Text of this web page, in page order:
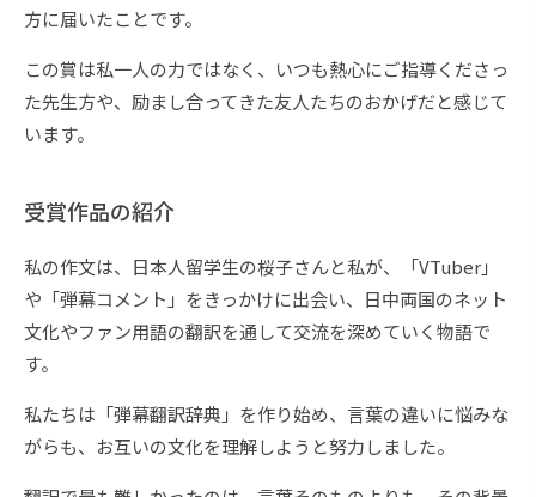
方に届いたことです。
この賞は私一人の力ではなく、いつも熱心にご指導くださっ
た先生方や、励まし合ってきた友人たちのおかげだと感じて
います。
受賞作品の紹介
私の作文は、日本人留学生の桜子さんと私が、「VTuber」
や「弾幕コメント」をきっかけに出会い、日中両国のネット
文化やファン用語の翻訳を通して交流を深めていく物語で
す。
私たちは「弾幕翻訳辞典」を作り始め、言葉の違いに悩みな
がらも、お互いの文化を理解しようと努力しました。